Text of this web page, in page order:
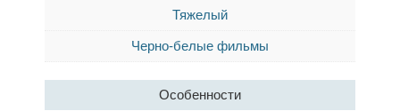
Тяжелый
Черно-белые фильмы
Особенности